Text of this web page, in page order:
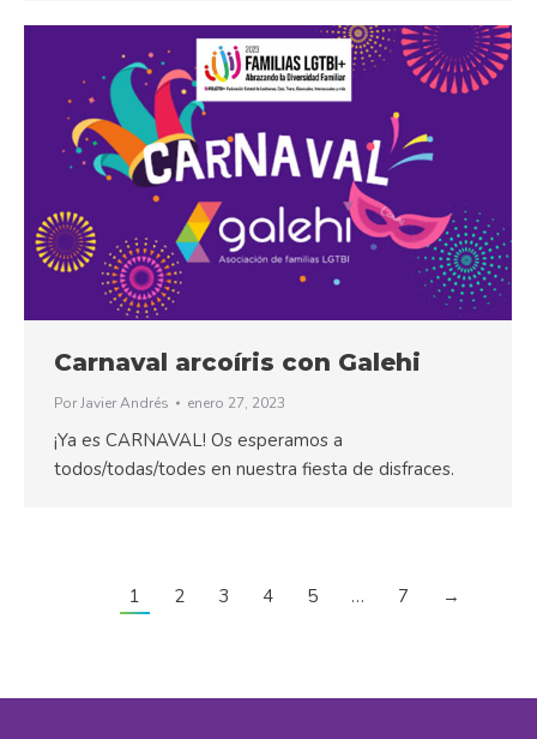
Carnaval arcoíris con Galehi
PorJavier Andrés enero 27, 2023
¡Ya es CARNAVAL! Os esperamos a
todos/todas/todes en nuestra fiesta de disfraces.
1 2 3 4 5 … 7 →